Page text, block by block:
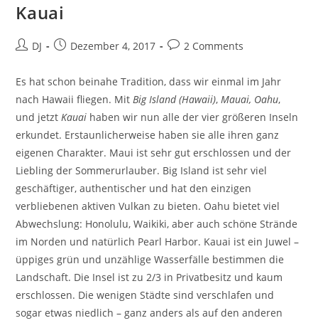
Kauai
Beitrags-
DJ
BeitragDezember 4, 2017
Beitrags-
2 Comments
Es hat schon beinahe Tradition, dass wir einmal im Jahr
nach Hawaii fliegen. MitBig Island (Hawaii),Mauai, Oahu,
und jetztKauai haben wir nun alle der vier größeren Inseln
erkundet. Erstaunlicherweise haben sie alle ihren ganz
eigenen Charakter. Maui ist sehr gut erschlossen und der
Liebling der Sommerurlauber. Big Island ist sehr viel
geschäftiger, authentischer und hat den einzigen
verbliebenen aktiven Vulkan zu bieten. Oahu bietet viel
Abwechslung: Honolulu, Waikiki, aber auch schöne Strände
im Norden und natürlich Pearl Harbor. Kauai ist ein Juwel –
üppiges grün und unzählige Wasserfälle bestimmen die
Landschaft. Die Insel ist zu 2/3 in Privatbesitz und kaum
erschlossen. Die wenigen Städte sind verschlafen und
sogar etwas niedlich – ganz anders als auf den anderen